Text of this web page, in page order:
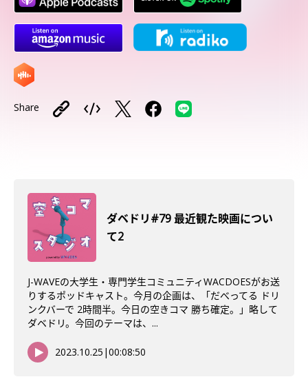
Share
ダベドリ#79 最近観た映画につい
て2
J-WAVEの大学生・専門学生コミュニティWACDOESがお送
りするポッドキャスト。今月の企画は、「だべってる ドリ
ンクバーで 2時間半。今日の空きコマ 勝ち確定。」略して
ダベドリ。今回のテーマは、...
2023.10.25 |00:08:50